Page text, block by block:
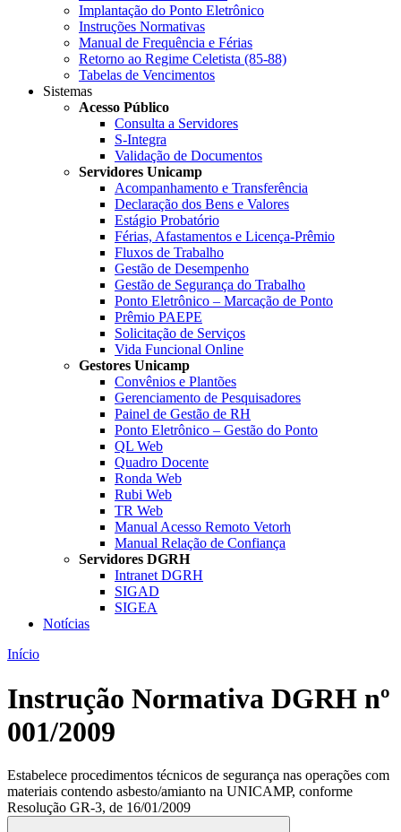
Implantação do Ponto Eletrônico
Instruções Normativas
Manual de Frequência e Férias
Retorno ao Regime Celetista (85-88)
Tabelas de Vencimentos
Sistemas
Acesso Público
Consulta a Servidores
S-Integra
Validação de Documentos
Servidores Unicamp
Acompanhamento e Transferência
Declaração dos Bens e Valores
Estágio Probatório
Férias, Afastamentos e Licença-Prêmio
Fluxos de Trabalho
Gestão de Desempenho
Gestão de Segurança do Trabalho
Ponto Eletrônico – Marcação de Ponto
Prêmio PAEPE
Solicitação de Serviços
Vida Funcional Online
Gestores Unicamp
Convênios e Plantões
Gerenciamento de Pesquisadores
Painel de Gestão de RH
Ponto Eletrônico – Gestão do Ponto
QL Web
Quadro Docente
Ronda Web
Rubi Web
TR Web
Manual Acesso Remoto Vetorh
Manual Relação de Confiança
Servidores DGRH
Intranet DGRH
SIGAD
SIGEA
Notícias
Início
Instrução Normativa DGRH nº
001/2009
Estabelece procedimentos técnicos de segurança nas operações com
materiais contendo asbesto/amianto na UNICAMP, conforme
Resolução GR-3, de 16/01/2009